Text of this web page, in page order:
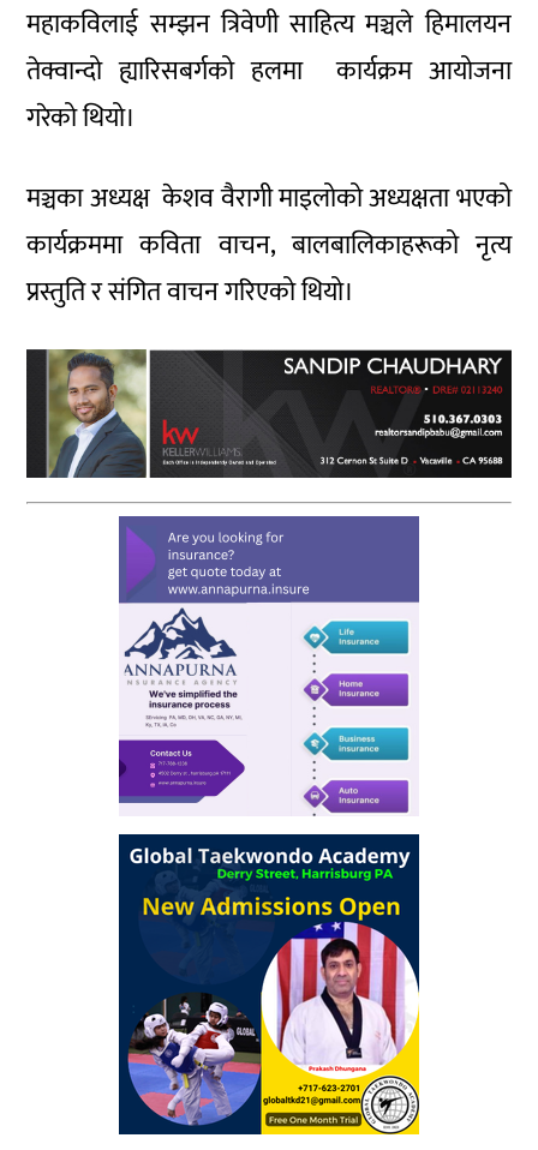
महाकविलाई सम्झन त्रिवेणी साहित्य मञ्चले हिमालयन
तेक्वान्दो ह्यारिसबर्गको हलमा कार्यक्रम आयोजना
गरेको थियो।
मञ्चका अध्यक्ष केशव वैरागी माइलोको अध्यक्षता भएको
कार्यक्रममा कविता वाचन, बालबालिकाहरूको नृत्य
प्रस्तुति र संगित वाचन गरिएको थियो।